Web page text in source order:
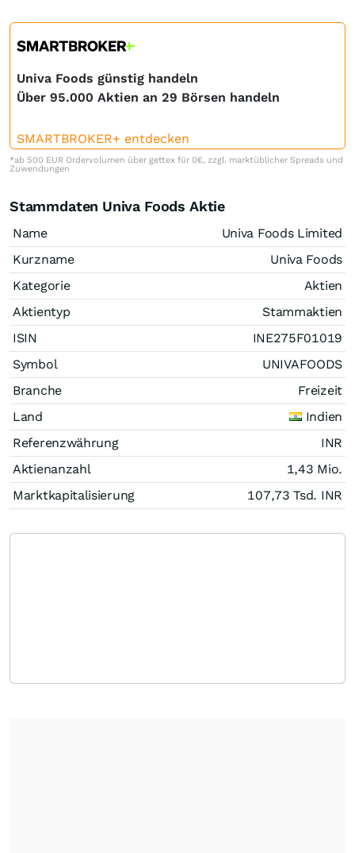
Univa Foods günstig handeln
Über 95.000 Aktien an 29 Börsen handeln
SMARTBROKER+ entdecken
*ab 500 EUR Ordervolumen über gettex für 0€, zzgl. marktüblicher Spreads und
Zuwendungen
Stammdaten Univa Foods Aktie
Name
Univa Foods Limited
Kurzname
Univa Foods
Kategorie
Aktien
Aktientyp
Stammaktien
ISIN
INE275F01019
Symbol
UNIVAFOODS
Branche
Freizeit
Land
Indien
Referenzwährung
INR
Aktienanzahl
1,43 Mio.
Marktkapitalisierung
107,73 Tsd. INR